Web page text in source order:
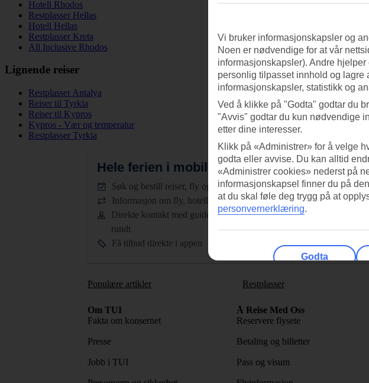
Hotell Rhodos
Restplasser Hellas
Hotell Hellas
Restplasser Kreta
All Inclusive Rhodos
Lignende reiser
Restplasser Antalya
Reiser til Tyrkia
Reiser til Kypros
Kypros - Vær og temperatur
Restplasser Tyrkia
Hele ferien i mobilen.Last ned TUI-appen i
Søk og bestill reiser, fly og hotell
Informasjon om fly, hotell og transfer
Direkte kontakt med guidene døgnet
rundt
Få tilbud direkte i appen
Skann QR-koden med
mobilkameraet ditt for å
appen.
Populære artikler Restplasser
Om TUI
Fakta om konsernet
Presse
Jobb i TUI
Å Reise Med Oss
Reservere flysete
Betaling og billetter
Pass og visum
Vi bruker informasjonskapsler og
Noen er nødvendige for at vår
informasjonskapsler). Andre
personlig tilpasset innhold og lagre
informasjonskapsler, statistikk og
Ved å klikke på "Godta" godtar du
"Avvis" godtar du kun nødvendige
etter dine interesser.
Klikk på «Administrer» for å velge
godta eller avvise. Du kan alltid
«Administrer cookies» nederst på
informasjonskapsel finner du på
at du skal føle deg trygg på at
personvernerklæring.
Godta